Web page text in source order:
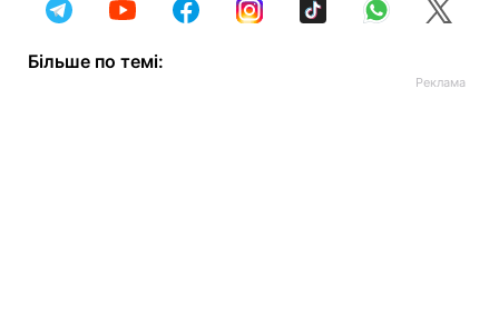
Більше по темі: